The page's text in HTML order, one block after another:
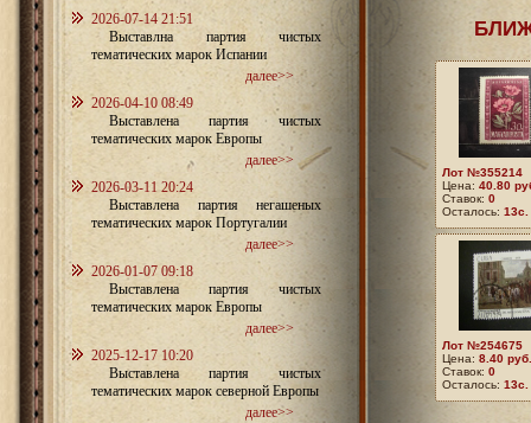
2026-07-14 21:51
Выставлна партия чистых
тематических марок Испании
далее>>
2026-04-10 08:49
Выставлена партия чистых
тематических марок Европы
далее>>
2026-03-11 20:24
Выставлена партия негашеных
тематических марок Португалии
далее>>
2026-01-07 09:18
Выставлена партия чистых
тематических марок Европы
далее>>
2025-12-17 10:20
Выставлена партия чистых
тематических марок северной Европы
далее>>
Лот №355214
Цена: 40.80
Ставок: 0
Осталось: 13с.
Лот №254675
Цена: 8.40 руб.
Ставок: 0
Осталось: 13с.